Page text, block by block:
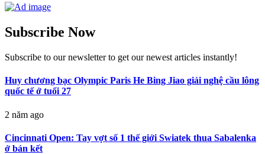
Subscribe Now
Subscribe to our newsletter to get our newest articles instantly!
Huy chương bạc Olympic Paris He Bing Jiao giải nghệ cầu lông
quốc tế ở tuổi 27
2 năm ago
Cincinnati Open: Tay vợt số 1 thế giới Swiatek thua Sabalenka
ở bán kết